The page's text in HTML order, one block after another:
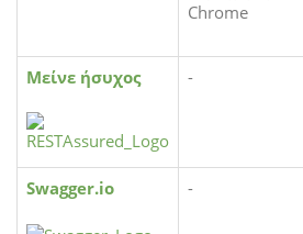
Chrome
Μείνε ήσυχος -
Swagger.io -